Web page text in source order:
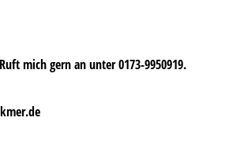
mich gern an unter 0173-9950919.